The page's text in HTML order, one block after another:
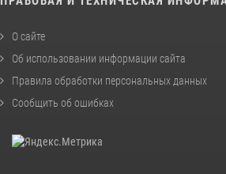
О сайте
Об использовании информации сайта
Правила обработки персональных данных
Сообщить об ошибках